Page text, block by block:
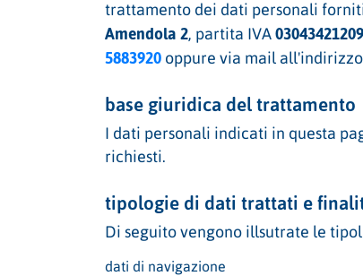
trattamento dei dati personali
Amendola 2, partita IVA 03043421209
5883920 oppure via mail all'indirizzo
base giuridica del trattamento
I dati personali indicati in questa
richiesti.
tipologie di dati trattati e
Di seguito vengono illsutrate le
dati di navigazione